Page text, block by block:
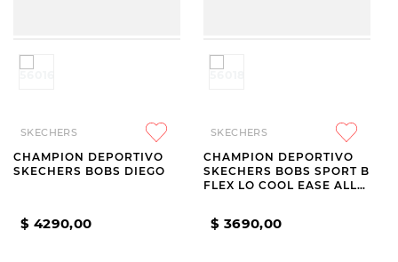
SKECHERS
CHAMPION DEPORTIVO
SKECHERS BOBS DIEGO
$ 4290,00
SKECHERS
CHAMPION DEPORTIVO
SKECHERS BOBS SPORT B
FLEX LO COOL EASE ALL
$ 3690,00